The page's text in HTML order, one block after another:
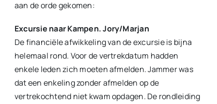
aan de orde gekomen:
Excursie naar Kampen. Jory/Marjan
De financiële afwikkeling van de excursie is bijna
helemaal rond. Voor de vertrekdatum hadden
enkele leden zich moeten afmelden. Jammer was
dat een enkeling zonder afmelden op de
vertrekochtend niet kwam opdagen. De rondleiding